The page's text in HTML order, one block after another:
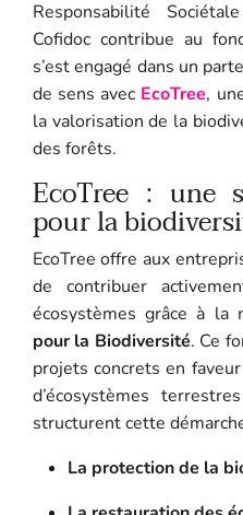
Responsabilité
Cofidoc contribue au
s’est engagé dans un
de sens avec EcoTree,
la valorisation de la
des forêts.
EcoTree : une
pour la
EcoTree offre aux
de contribuer
écosystèmes grâce à la
pour la Biodiversité. Ce
projets concrets en
d’écosystèmes
structurent cette
La protection de la